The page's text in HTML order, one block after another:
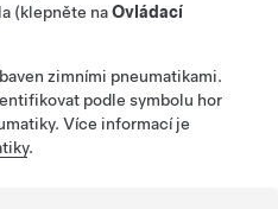
(klepněte naOvládací
zimními pneumatikami.
podle symbolu hor
Více informací je
.